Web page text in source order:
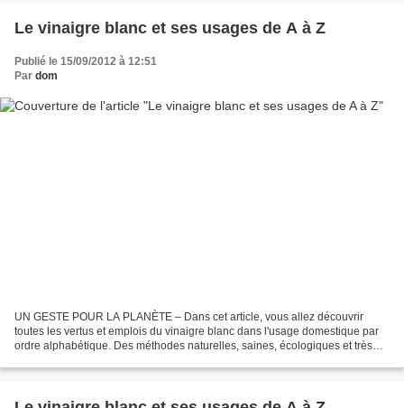
Le vinaigre blanc et ses usages de A à Z
Publié le 15/09/2012 à 12:51
Par dom
UN GESTE POUR LA PLANÈTE – Dans cet article, vous allez découvrir
toutes les vertus et emplois du vinaigre blanc dans l'usage domestique par
ordre alphabétique. Des méthodes naturelles, saines, écologiques et très